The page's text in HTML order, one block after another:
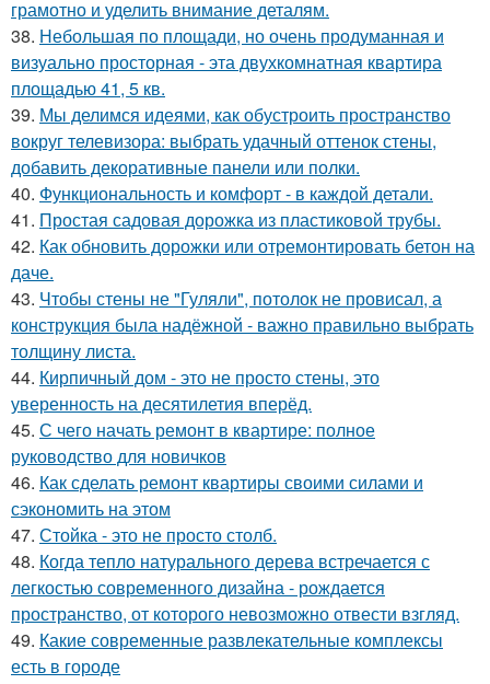
грамотно и уделить внимание деталям.
38. Небольшая по площади, но очень продуманная и
визуально просторная - эта двухкомнатная квартира
площадью 41, 5 кв.
39. Мы делимся идеями, как обустроить пространство
вокруг телевизора: выбрать удачный оттенок стены,
добавить декоративные панели или полки.
40. Функциональность и комфорт - в каждой детали.
41. Простая садовая дорожка из пластиковой трубы.
42. Как обновить дорожки или отремонтировать бетон на
даче.
43. Чтобы стены не "Гуляли", потолок не провисал, а
конструкция была надёжной - важно правильно выбрать
толщину листа.
44. Кирпичный дом - это не просто стены, это
уверенность на десятилетия вперёд.
45. С чего начать ремонт в квартире: полное
руководство для новичков
46. Как сделать ремонт квартиры своими силами и
сэкономить на этом
47. Стойка - это не просто столб.
48. Когда тепло натурального дерева встречается с
легкостью современного дизайна - рождается
пространство, от которого невозможно отвести взгляд.
49. Какие современные развлекательные комплексы
есть в городе